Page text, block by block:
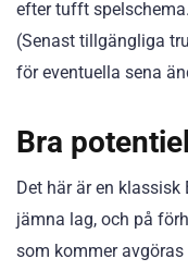
efter tufft spelschema.
(Senast tillgängliga
för eventuella sena
Bra
Det här är en
jämna lag, och på
som kommer